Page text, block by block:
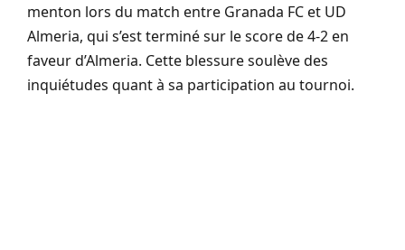
menton lors du match entre Granada FC et UD
Almeria, qui s’est terminé sur le score de 4-2 en
faveur d’Almeria. Cette blessure soulève des
inquiétudes quant à sa participation au tournoi.